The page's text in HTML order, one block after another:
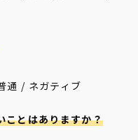
通 / ネガティブ
ことはありますか？